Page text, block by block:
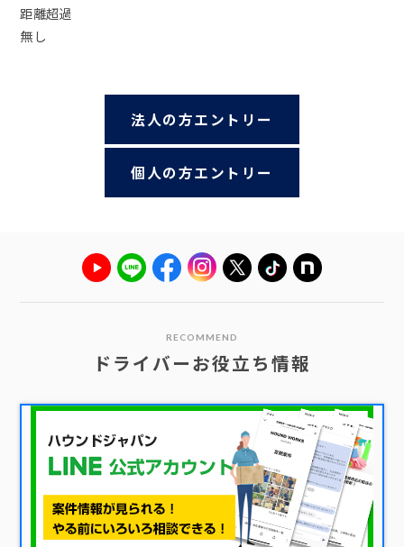
距離超過
無し
法人の方エントリー
個人の方エントリー
RECOMMEND
ドライバーお役立ち情報